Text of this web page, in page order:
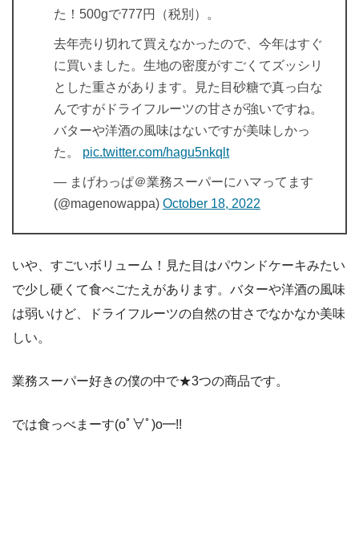
た！500gで777円（税別）。
去年売り切れて買えなかったので、今年はすぐ
に買いました。生地の密度がすごくてズッシリ
とした重さがあります。見た目砂糖で真っ白な
んですがドライフルーツの甘さが強いですね。
バターや洋酒の風味はないですが美味しかっ
た。 pic.twitter.com/hagu5nkqlt
— まげわっぱ＠業務スーパーにハマってます
(@magenowappa) October 18, 2022
いや、すごいボリューム！見た目はパウンドケーキみたい
で少し硬くて食べごたえがあります。バターや洋酒の風味
は弱いけど、ドライフルーツの自然の甘さでなかなか美味
しい。
業務スーパー好きの僕の中で★3つの商品です。
では食っべまーす(oﾟ∀ﾟ)o━!!